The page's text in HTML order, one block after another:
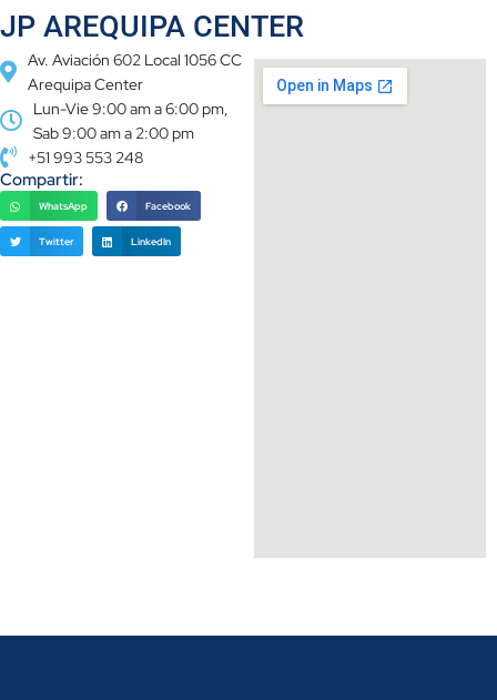
JP AREQUIPA CENTER
Av. Aviación 602 Local 1056 CC
Arequipa Center
Lun-Vie 9:00 am a 6:00 pm,
Sab 9:00 am a 2:00 pm
+51 993 553 248
Compartir:
WhatsApp Facebook
Twitter LinkedIn